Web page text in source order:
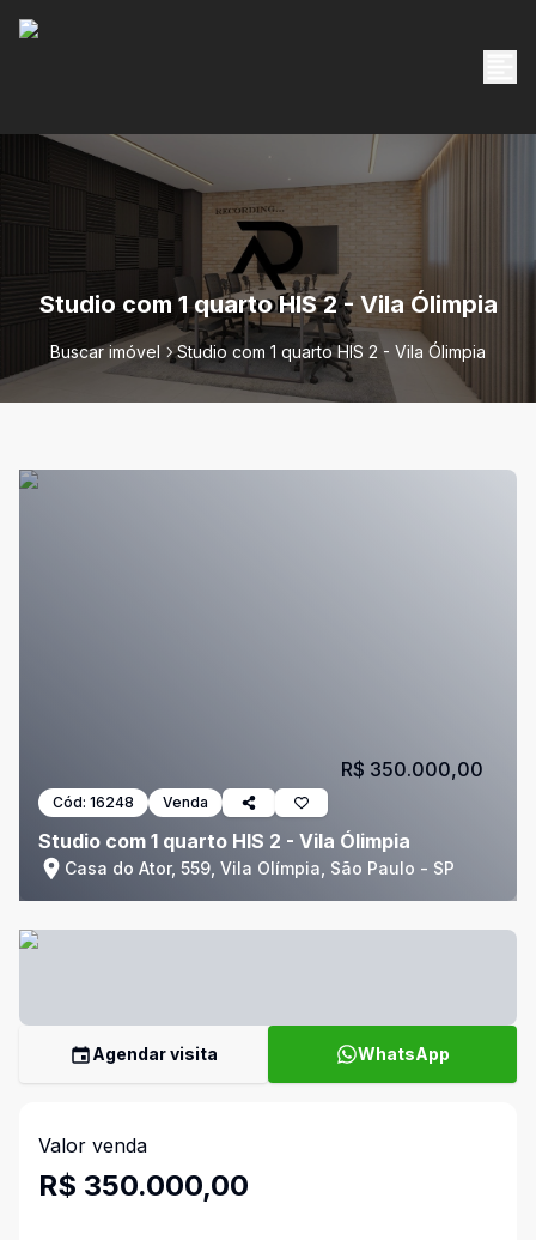
Studio com 1 quarto HIS 2 - Vila Ólimpia
Buscar imóvel Studio com 1 quarto HIS 2 - Vila Ólimpia
Cód: 16248 Venda
Studio com 1 quarto HIS 2 - Vila Ólimpia
Casa do Ator, 559, Vila Olímpia, São Paulo - SP
R$ 350.000,00
Agendar visita WhatsApp
Valor venda
R$ 350.000,00